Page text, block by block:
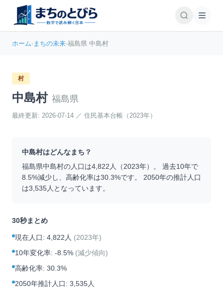
ホーム›まちの未来›福島県 中島村
村
中島村 福島県
最終更新: 2026-07-14 ／ 住民基本台帳（2023年）
中島村はどんなまち？
福島県中島村の人口は4,822 人（2023年）。 過去10年で
8.5%減少し、高齢化率は30.3%です。 2050年の推計人口
は3,535人となっています。
30秒まとめ
現在人口: 4,822人 (2023年)
10年変化率: -8.5% (減少傾向)
高齢化率: 30.3%
2050年推計人口: 3,535人